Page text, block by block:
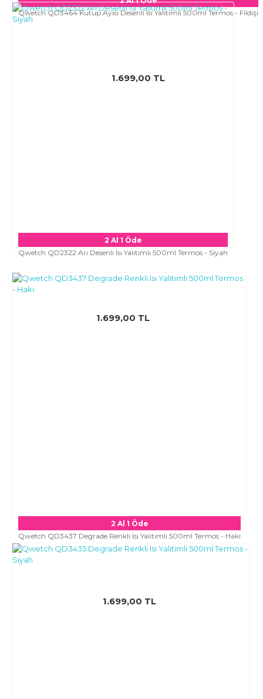
Qwetch QD3464 Kutup Ayısı Desenli Isı Yalıtımlı 500ml Termos - Fildişi
1.699,00 TL
2 Al 1 Öde
Qwetch QD2322 Arı Desenli Isı Yalıtımlı 500ml Termos - Siyah
1.699,00 TL
2 Al 1 Öde
Qwetch QD3437 Degrade Renkli Isı Yalıtımlı 500ml Termos - Haki
1.699,00 TL